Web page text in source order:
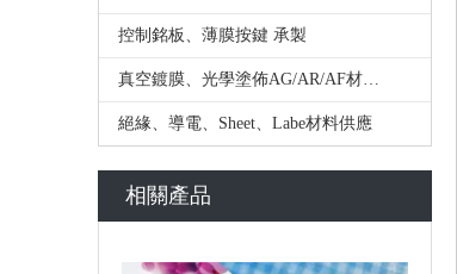
控制銘板、薄膜按鍵 承製
真空鍍膜、光學塗佈AG/AR/AF材料供應
絕緣、導電、Sheet、Labe材料供應
相關產品